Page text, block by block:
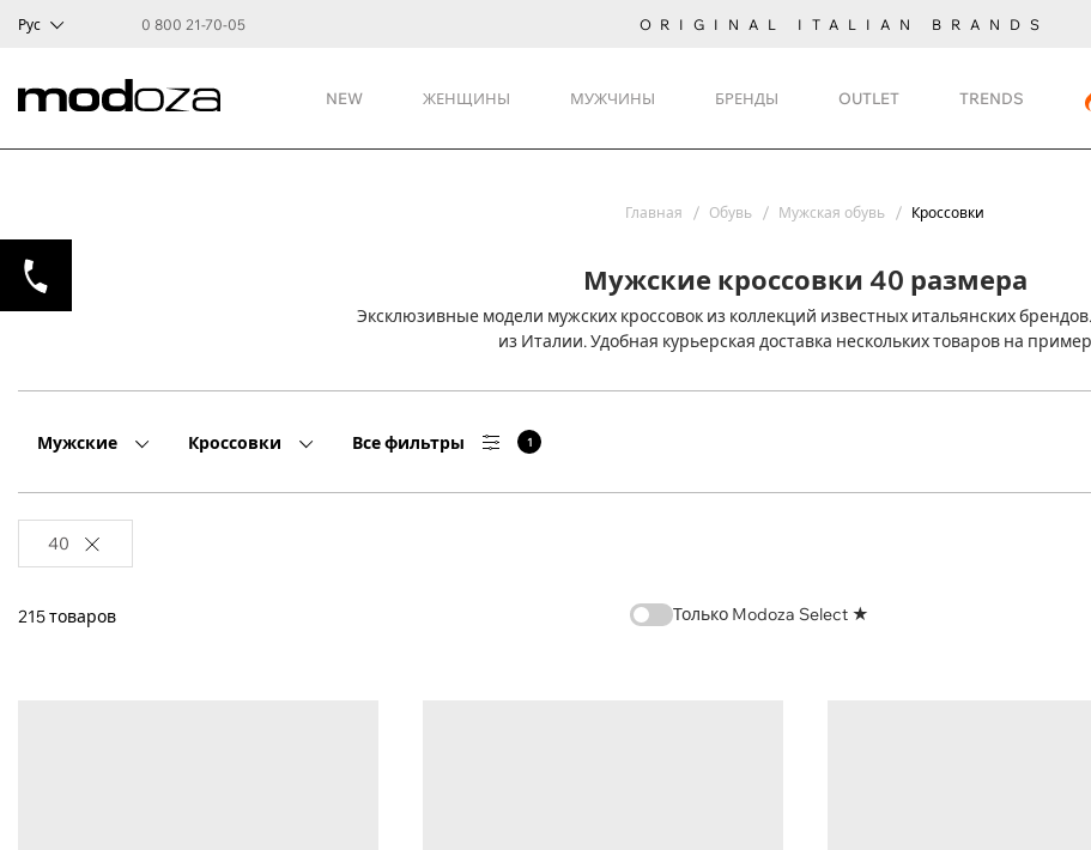
Рус 0 800 21-70-05 ORIGINAL ITALIAN BRANDS
NEW ЖЕНЩИНЫ МУЖЧИНЫ БРЕНДЫ OUTLET TRENDS
Главная Обувь Мужская обувь Кроссовки
Мужские кроссовки 40 размера
Эксклюзивные модели мужских кроссовок из коллекций известных итальянских
из Италии. Удобная курьерская доставка нескольких товаров на
Мужские Кроссовки Все фильтры 1
40
215 товаров Только Modoza Select ★